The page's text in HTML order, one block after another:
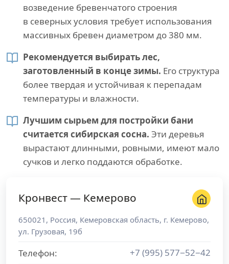
возведение бревенчатого строения
в северных условия требует использования
массивных бревен диаметром до 380 мм.
Рекомендуется выбирать лес,
заготовленный в конце зимы. Его структура
более твердая и устойчивая к перепадам
температуры и влажности.
Лучшим сырьем для постройки бани
считается сибирская сосна. Эти деревья
вырастают длинными, ровными, имеют мало
сучков и легко поддаются обработке.
Кронвест — Кемерово
650021 , Россия, Кемеровская область, г. Кемерово,
ул. Грузовая, 19б
Телефон:
+7 (995) 577−52−42